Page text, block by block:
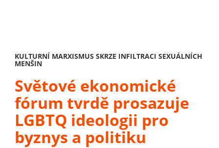
KULTURNÍ MARXISMUS SKRZE INFILTRACI SEXUÁLNÍCH
MENŠIN
Světové ekonomické
fórum tvrdě prosazuje
LGBTQ ideologii pro
byznys a politiku